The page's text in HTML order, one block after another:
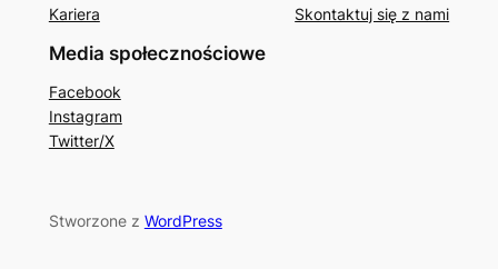
Kariera
Skontaktuj się z nami
Media społecznościowe
Facebook
Instagram
Twitter/X
Stworzone z WordPress